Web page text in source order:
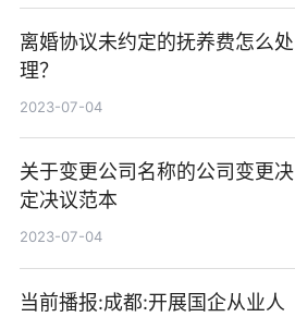
离婚协议未约定的抚养费怎么处
理？
2023-07-04
关于变更公司名称的公司变更决
定决议范本
2023-07-04
当前播报:成都:开展国企从业人